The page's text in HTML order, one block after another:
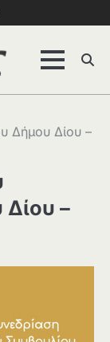
Δήμου Δίου –
–